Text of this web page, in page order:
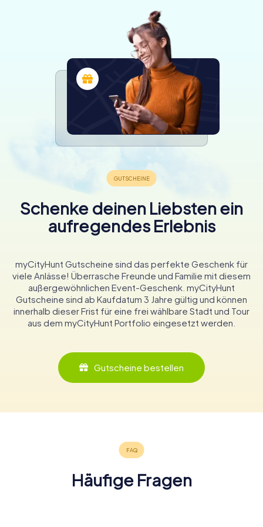
Schenke deinen Liebsten ein
aufregendes Erlebnis
myCityHunt Gutscheine sind das perfekte Geschenk für
viele Anlässe! Überrasche Freunde und Familie mit diesem
außergewöhnlichen Event-Geschenk. myCityHunt
Gutscheine sind ab Kaufdatum 3 Jahre gültig und können
innerhalb dieser Frist für eine frei wählbare Stadt und Tour
aus dem myCityHunt Portfolio eingesetzt werden.
Gutscheine bestellen
Häufige Fragen